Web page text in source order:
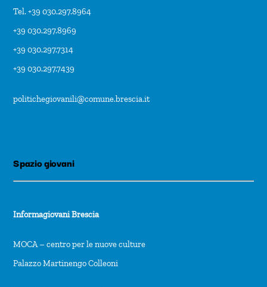
Tel. +39 030.297.8964
+39 030.297.8969
+39 030.297.7314
+39 030.297.7439
politichegiovanili@comune.brescia.it
Spazio giovani
Informagiovani Brescia
MOCA – centro per le nuove culture
Palazzo Martinengo Colleoni